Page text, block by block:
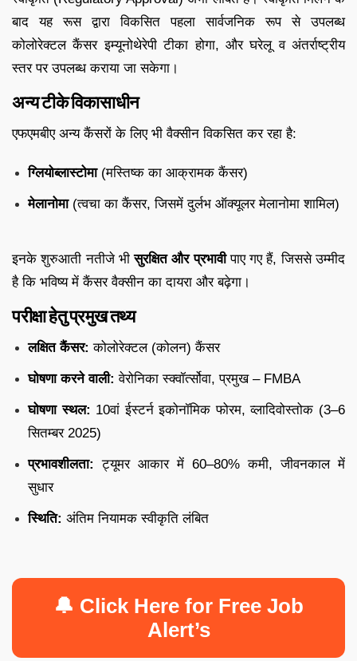
बाद यह रूस द्वारा विकसित पहला सार्वजनिक रूप से उपलब्ध
कोलोरेक्टल कैंसर इम्यूनोथेरेपी टीका होगा, और घरेलू व अंतर्राष्ट्रीय
स्तर पर उपलब्ध कराया जा सकेगा।
अन्य टीके विकासाधीन
एफएमबीए अन्य कैंसरों के लिए भी वैक्सीन विकसित कर रहा है:
ग्लियोब्लास्टोमा(मस्तिष्क का आक्रामक कैंसर)
मेलानोमा(त्वचा का कैंसर, जिसमें दुर्लभ ऑक्यूलर मेलानोमा शामिल)
इनके शुरुआती नतीजे भीसुरक्षित और प्रभावीपाए गए हैं, जिससे उम्मीद
है कि भविष्य में कैंसर वैक्सीन का दायरा और बढ़ेगा।
परीक्षा हेतु प्रमुख तथ्य
लक्षित कैंसर: कोलोरेक्टल (कोलन) कैंसर
घोषणा करने वाली: वेरोनिका स्क्वॉर्त्सोवा, प्रमुख – FMBA
घोषणा स्थल: 10वां ईस्टर्न इकोनॉमिक फोरम, व्लादिवोस्तोक (3–6
सितम्बर 2025)
प्रभावशीलता: ट्यूमर आकार में 60–80% कमी, जीवनकाल में
सुधार
स्थिति: अंतिम नियामक स्वीकृति लंबित
🔔 Click Here for Free Job
Alert’s